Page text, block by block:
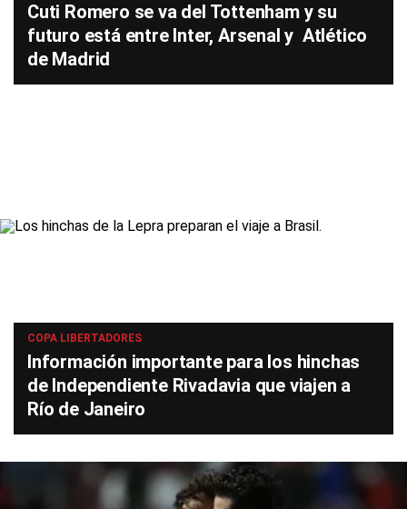
Cuti Romero se va del Tottenham y su
futuro está entre Inter, Arsenal y Atlético
de Madrid
COPA LIBERTADORES
Información importante para los hinchas
de Independiente Rivadavia que viajen a
Río de Janeiro